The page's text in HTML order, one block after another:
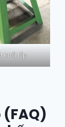
khối lốp